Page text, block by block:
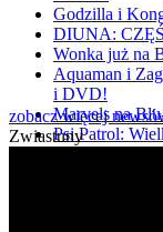
Godzilla i
DIUNA:
Wonka już
Aquaman i
i DVD!
Marvels na
Psi Patrol:
zobacz więcej
Zwiastuny